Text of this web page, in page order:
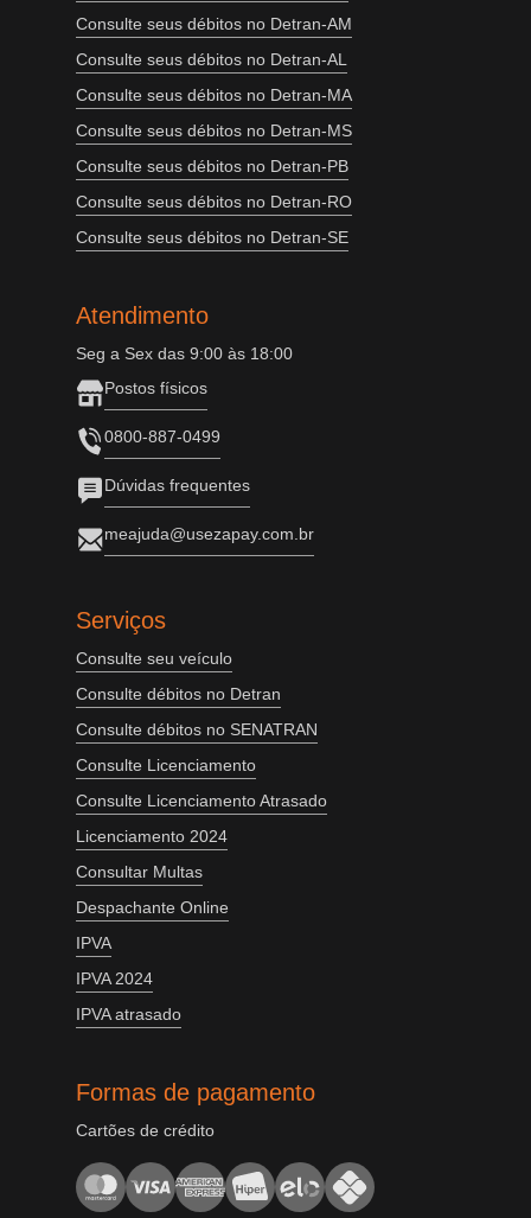
Consulte seus débitos no Detran-AM
Consulte seus débitos no Detran-AL
Consulte seus débitos no Detran-MA
Consulte seus débitos no Detran-MS
Consulte seus débitos no Detran-PB
Consulte seus débitos no Detran-RO
Consulte seus débitos no Detran-SE
Atendimento
Seg a Sex das 9:00 às 18:00
Postos físicos
0800-887-0499
Dúvidas frequentes
meajuda@usezapay.com.br
Serviços
Consulte seu veículo
Consulte débitos no Detran
Consulte débitos no SENATRAN
Consulte Licenciamento
Consulte Licenciamento Atrasado
Licenciamento 2024
Consultar Multas
Despachante Online
IPVA
IPVA 2024
IPVA atrasado
Formas de pagamento
Cartões de crédito